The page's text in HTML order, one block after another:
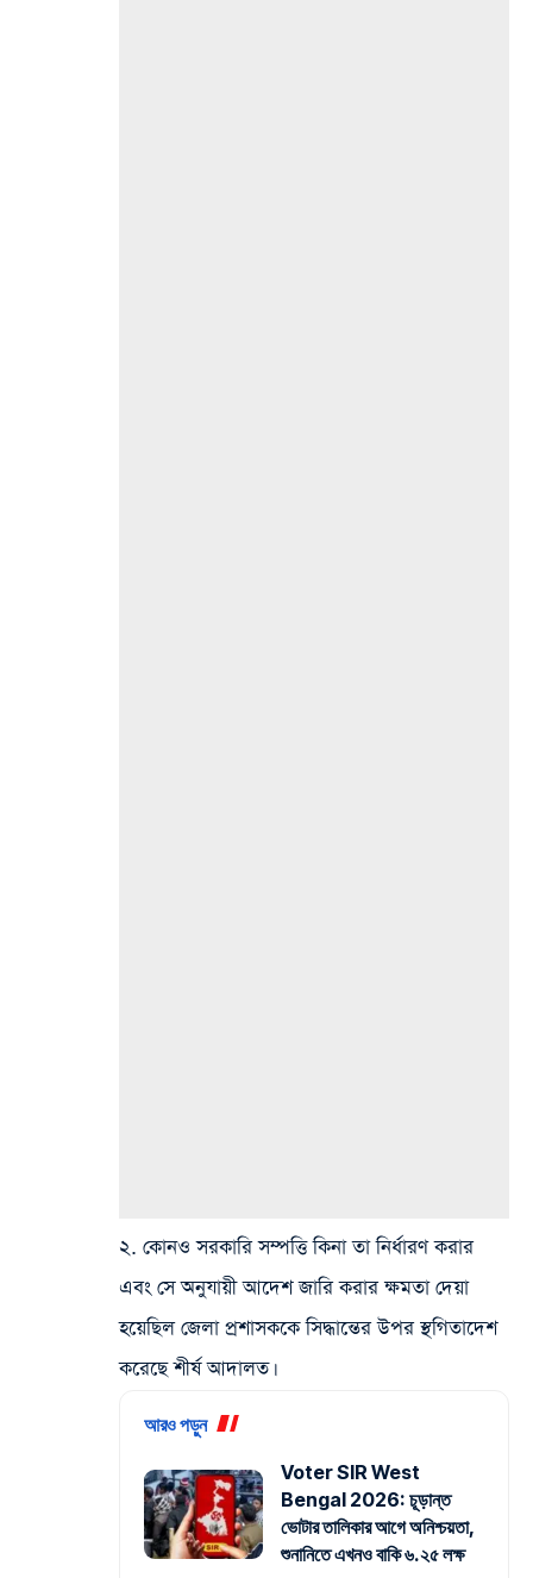
২. কোনও সরকারি সম্পত্তি কিনা তা নির্ধারণ করার
এবং সে অনুযায়ী আদেশ জারি করার ক্ষমতা দেয়া
হয়েছিল জেলা প্রশাসককে সিদ্ধান্তের উপর স্থগিতাদেশ
করেছে শীর্ষ আদালত।
আরও পড়ুন
Voter SIR West
Bengal 2026: চূড়ান্ত
ভোটার তালিকার আগে অনিশ্চয়তা,
শুনানিতে এখনও বাকি ৬.২৫ লক্ষ